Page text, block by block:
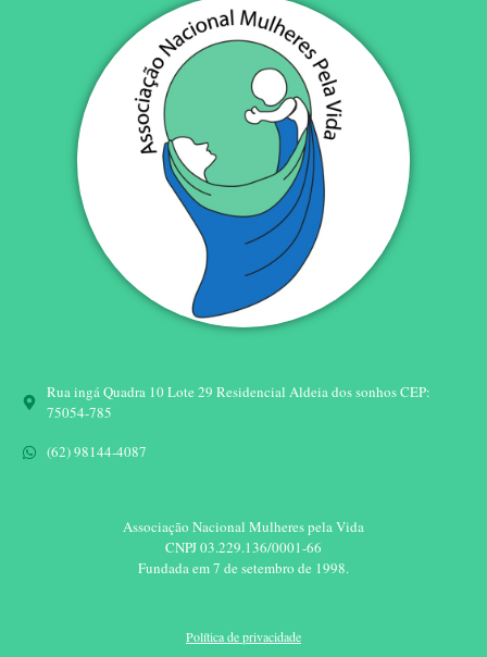
Rua ingá Quadra 10 Lote 29 Residencial Aldeia dos sonhos CEP:
75054-785
(62) 98144-4087
Associação Nacional Mulheres pela Vida
CNPJ 03.229.136/0001-66​
Fundada em 7 de setembro de 1998.​
Política de privacidade